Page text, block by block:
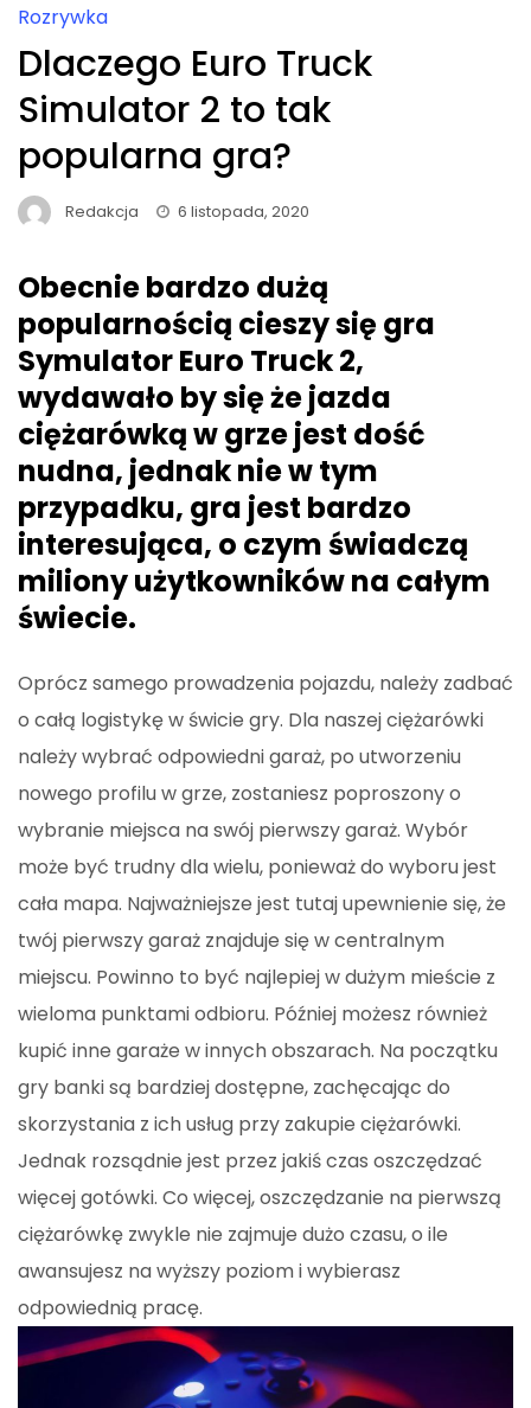
Rozrywka
Dlaczego Euro Truck
Simulator 2 to tak
popularna gra?
Redakcja 6 listopada, 2020
Obecnie bardzo dużą
popularnością cieszy się gra
Symulator Euro Truck 2,
wydawało by się że jazda
ciężarówką w grze jest dość
nudna, jednak nie w tym
przypadku, gra jest bardzo
interesująca, o czym świadczą
miliony użytkowników na całym
świecie.
Oprócz samego prowadzenia pojazdu, należy zadbać
o całą logistykę w świcie gry. Dla naszej ciężarówki
należy wybrać odpowiedni garaż, po utworzeniu
nowego profilu w grze, zostaniesz poproszony o
wybranie miejsca na swój pierwszy garaż. Wybór
może być trudny dla wielu, ponieważ do wyboru jest
cała mapa. Najważniejsze jest tutaj upewnienie się, że
twój pierwszy garaż znajduje się w centralnym
miejscu. Powinno to być najlepiej w dużym mieście z
wieloma punktami odbioru. Później możesz również
kupić inne garaże w innych obszarach. Na początku
gry banki są bardziej dostępne, zachęcając do
skorzystania z ich usług przy zakupie ciężarówki.
Jednak rozsądnie jest przez jakiś czas oszczędzać
więcej gotówki. Co więcej, oszczędzanie na pierwszą
ciężarówkę zwykle nie zajmuje dużo czasu, o ile
awansujesz na wyższy poziom i wybierasz
odpowiednią pracę.